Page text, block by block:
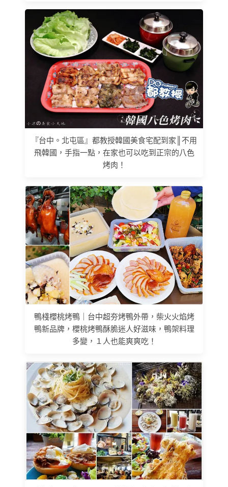
『台中。北屯區』都教授韓國美食宅配到家║不用
飛韓國，手指一點，在家也可以吃到正宗的八色
烤肉！
鴨棧櫻桃烤鴨｜台中超夯烤鴨外帶，柴火火焰烤
鴨新品牌，櫻桃烤鴨酥脆迷人好滋味，鴨架料理
多變，１人也能爽爽吃！